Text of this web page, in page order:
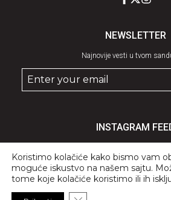
NEWSLETTER
Najnovije vesti u tvom
INSTAGRAM
Koristimo kolačiće kako bismo vam
moguće iskustvo na našem sajtu.
tome koje kolačiće koristimo ili ih